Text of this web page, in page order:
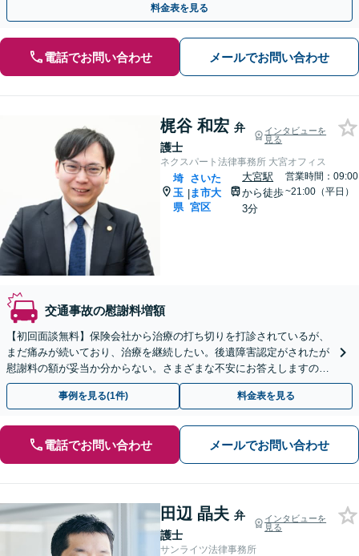
料金表を見る
電話でお問い合わせ メールでお問い合わせ
梶谷 和宏 弁
護士
インタビューを
見る
ネクスパート法律事務所 大宮オフィス
埼
玉
県
|
さいた
ま市大
宮区
大宮駅
から徒歩
3分
営業時間：09:00
~21:00（平日）
交通事故の慰謝料増額
【初回面談無料】保険会社から治療の打ち切りを打診されているが、
まだ痛みが続いており、治療を継続したい。後遺障害認定がされたが
慰謝料の額が妥当か分からない。さまざまな不安にお答えしますの
で、お気軽にご連絡ください。ご相談・着手金は無料です。
事例を見る(1件) 料金表を見る
電話でお問い合わせ メールでお問い合わせ
田辺 晶夫 弁
護士
インタビューを
見る
サンライツ法律事務所